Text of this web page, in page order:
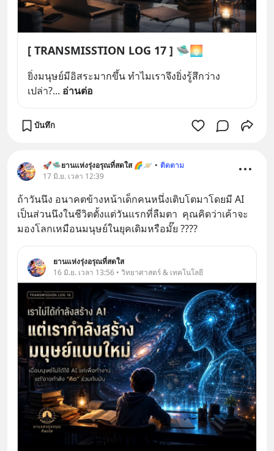
[ TRANSMISSTION LOG 17 ] 🛸🌅
ยิ่งมนุษย์มีอิสระมากขึ้น ทำไมเราจึงยิ่งรู้สึกว่าง
เปล่า?... อ่านต่อ
บันทึก
🚀🛸ยานแห่งรุ่งอรุณที่สดใส 🌈🪐 • ติดตาม
17 มิ.ย. เวลา 12:39
ถ้าวันนึง อนาคตข้างหน้าเด็กคนหนึ่งเติบโตมาโดยมี AI
เป็นส่วนนึงในชีวิตตั้งแต่วันแรกที่ลืมตา  คุณคิดว่าเค้าจะ
มองโลกเหมือนมนุษย์ในยุคเดิมหรือมั๊ย ????
ยานแห่งรุ่งอรุณที่สดใส
16 มิ.ย. เวลา 13:56 • วิทยาศาสตร์ & เทคโนโลยี